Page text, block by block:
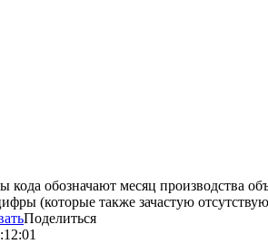
обозначают месяц производства
(которые также зачастую
Поделиться